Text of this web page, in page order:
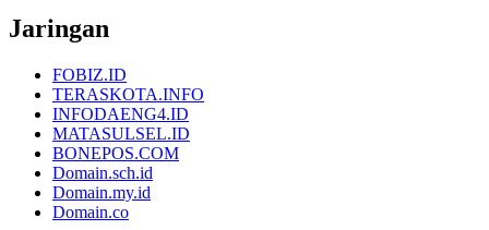
Jaringan
FOBIZ.ID
TERASKOTA.INFO
INFODAENG4.ID
MATASULSEL.ID
BONEPOS.COM
Domain.sch.id
Domain.my.id
Domain.co